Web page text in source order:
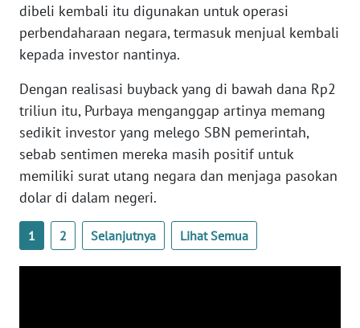
dibeli kembali itu digunakan untuk operasi
perbendaharaan negara, termasuk menjual kembali
kepada investor nantinya.
Dengan realisasi buyback yang di bawah dana Rp2
triliun itu, Purbaya menganggap artinya memang
sedikit investor yang melego SBN pemerintah,
sebab sentimen mereka masih positif untuk
memiliki surat utang negara dan menjaga pasokan
dolar di dalam negeri.
1 2 Selanjutnya Lihat Semua
WN
PAPUA
BARAT
WN
RIAU
WN
SERAMBI
JAMBI